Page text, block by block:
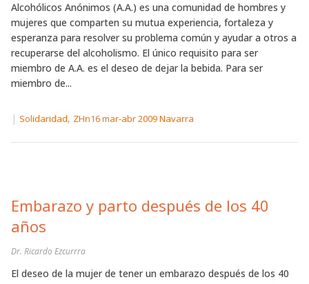
Alcohólicos Anónimos (A.A.) es una comunidad de hombres y
mujeres que comparten su mutua experiencia, fortaleza y
esperanza para resolver su problema común y ayudar a otros a
recuperarse del alcoholismo. El único requisito para ser
miembro de A.A. es el deseo de dejar la bebida. Para ser
miembro de...
| Solidaridad, ZHn16 mar-abr 2009 Navarra
Embarazo y parto después de los 40
años
Dr. Ricardo Ezcurrra
El deseo de la mujer de tener un embarazo después de los 40